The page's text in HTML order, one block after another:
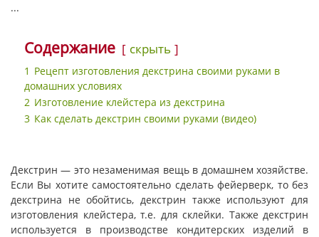
...
Содержание скрыть
1 Рецепт изготовления декстрина своими руками в
домашних условиях
2 Изготовление клейстера из декстрина
3 Как сделать декстрин своими руками (видео)
Декстрин — это незаменимая вещь в домашнем хозяйстве.
Если Вы хотите самостоятельно сделать фейерверк, то без
декстрина не обойтись, декстрин также используют для
изготовления клейстера, т.е. для склейки. Также декстрин
используется в производстве кондитерских изделий в